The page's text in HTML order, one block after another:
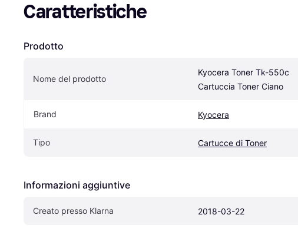
Caratteristiche
Prodotto
Nome del prodotto
Kyocera Toner Tk-550c
Cartuccia Toner Ciano
Brand Kyocera
Tipo Cartucce di Toner
Informazioni aggiuntive
Creato presso Klarna 2018-03-22